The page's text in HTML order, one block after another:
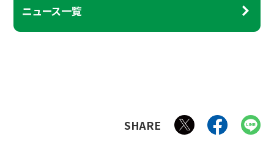
ニュース一覧
SHARE